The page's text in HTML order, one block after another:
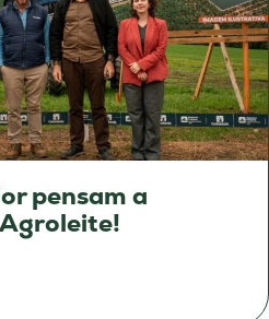
pensam a